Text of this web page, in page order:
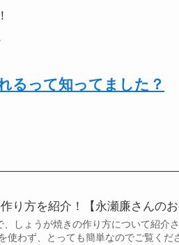
るって知ってました？
り方を紹介！【永瀬廉さんのお
しょうが焼きの作り方について紹介
使わず、とっても簡単なのでご覧くだ